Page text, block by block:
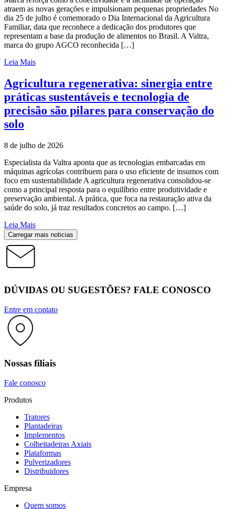
atraem as novas gerações e impulsionam pequenas propriedades No
dia 25 de julho é comemorado o Dia Internacional da Agricultura
Familiar, data que reconhece a dedicação dos produtores que
representam a base da produção de alimentos no Brasil. A Valtra,
marca do grupo AGCO reconhecida […]
Leia Mais
Agricultura regenerativa: sinergia entre
práticas sustentáveis e tecnologia de
precisão são pilares para conservação do
solo
8 de julho de 2026
Especialista da Valtra aponta que as tecnologias embarcadas em
máquinas agrícolas contribuem para o uso eficiente de insumos com
foco em sustentabilidade A agricultura regenerativa consolidou-se
como a principal resposta para o equilíbrio entre produtividade e
preservação ambiental. A prática, que foca na restauração ativa da
saúde do solo, já traz resultados concretos ao campo. […]
Leia Mais
Carregar mais noticias
DÚVIDAS OU SUGESTÕES? FALE CONOSCO
Entre em contato
Nossas filiais
Fale conosco
Produtos
Tratores
Plantadeiras
Implementos
Colheitadeiras Axiais
Plataformas
Pulverizadores
Distribuidores
Empresa
Quem somos